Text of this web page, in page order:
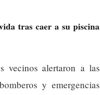
tras caer a su piscina
vecinos alertaron a las
y emergencias